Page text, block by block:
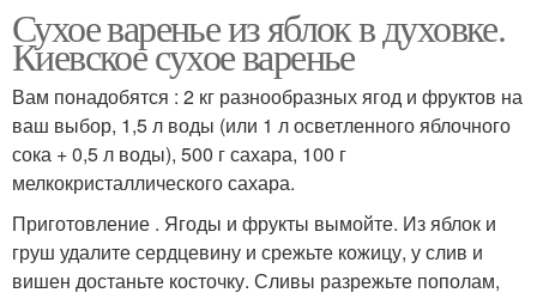
Сухое варенье из яблок в духовке.
Киевское сухое варенье
Вам понадобятся : 2 кг разнообразных ягод и фруктов на
ваш выбор, 1,5 л воды (или 1 л осветленного яблочного
сока + 0,5 л воды), 500 г сахара, 100 г
мелкокристаллического сахара.
Приготовление . Ягоды и фрукты вымойте. Из яблок и
груш удалите сердцевину и срежьте кожицу, у слив и
вишен достаньте косточку. Сливы разрежьте пополам,